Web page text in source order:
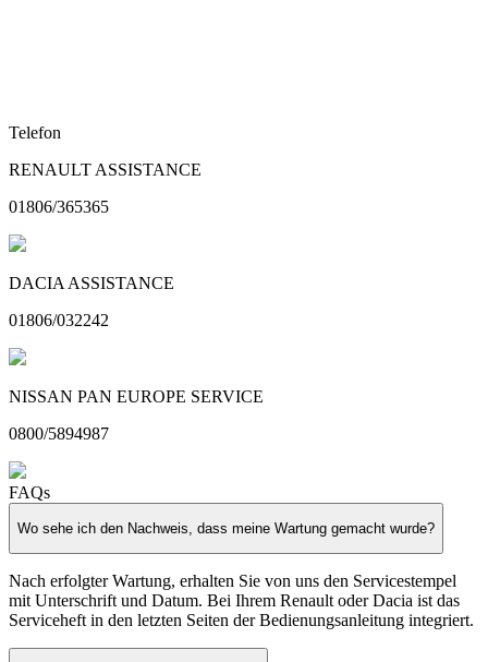
Telefon
RENAULT ASSISTANCE
01806/365365
DACIA ASSISTANCE
01806/032242
NISSAN PAN EUROPE SERVICE
0800/5894987
FAQs
Wo sehe ich den Nachweis, dass meine Wartung gemacht wurde?
Nach erfolgter Wartung, erhalten Sie von uns den Servicestempel
mit Unterschrift und Datum. Bei Ihrem Renault oder Dacia ist das
Serviceheft in den letzten Seiten der Bedienungsanleitung integriert.